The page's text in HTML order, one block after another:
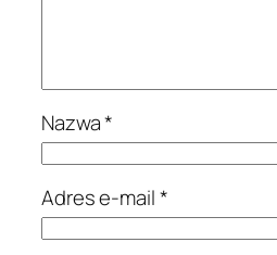
Nazwa*
Adres e-mail*